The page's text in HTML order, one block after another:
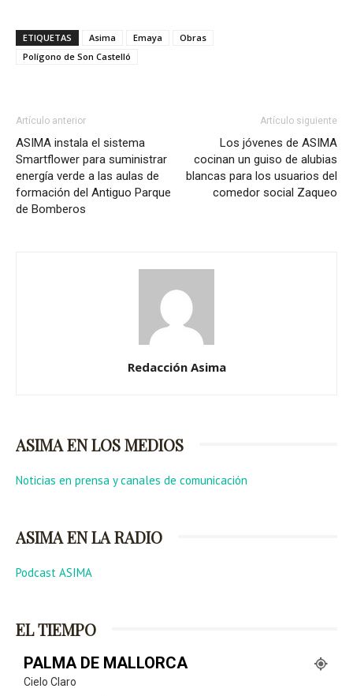
ETIQUETAS Asima Emaya
Obras
Polígono de Son Castelló
Artículo anterior
ASIMA instala el sistema
Smartflower para suministrar
energía verde a las aulas de
formación del Antiguo Parque
de Bomberos
Artículo siguiente
Los jóvenes de ASIMA
cocinan un guiso de alubias
blancas para los usuarios del
comedor social Zaqueo
Redacción Asima
ASIMA EN LOS MEDIOS
Noticias en prensa y canales de comunicación
ASIMA EN LA RADIO
Podcast ASIMA
EL TIEMPO
PALMA DE MALLORCA
Cielo Claro